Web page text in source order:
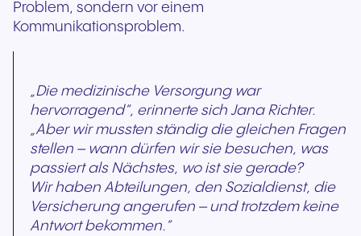
Problem, sondern vor einem
Kommunikationsproblem.
„Die medizinische Versorgung war
hervorragend“, erinnerte sich Jana Richter.
„Aber wir mussten ständig die gleichen Fragen
stellen – wann dürfen wir sie besuchen, was
passiert als Nächstes, wo ist sie gerade?
Wir haben Abteilungen, den Sozialdienst, die
Versicherung angerufen – und trotzdem keine
Antwort bekommen.“